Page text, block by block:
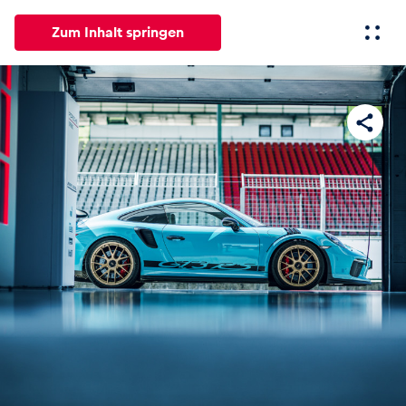
Zum Inhalt springen
News Events Erlebnisse Seiten
News
Alle anzeigen